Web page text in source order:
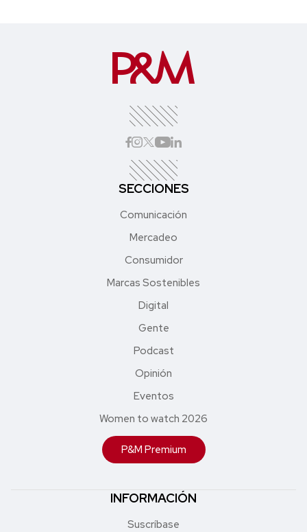
SECCIONES
Comunicación
Mercadeo
Consumidor
Marcas Sostenibles
Digital
Gente
Podcast
Opinión
Eventos
Women to watch 2026
P&M Premium
INFORMACIÓN
Suscríbase